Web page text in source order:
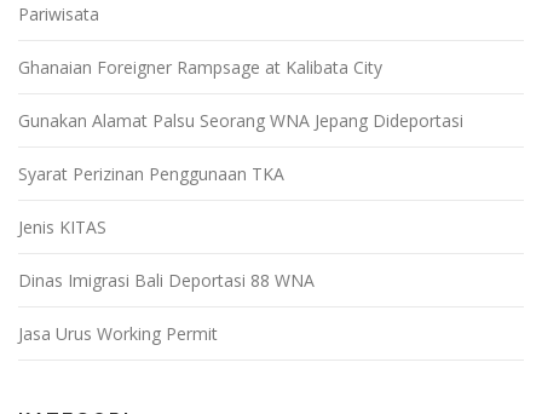
Pariwisata
Ghanaian Foreigner Rampsage at Kalibata City
Gunakan Alamat Palsu Seorang WNA Jepang Dideportasi
Syarat Perizinan Penggunaan TKA
Jenis KITAS
Dinas Imigrasi Bali Deportasi 88 WNA
Jasa Urus Working Permit